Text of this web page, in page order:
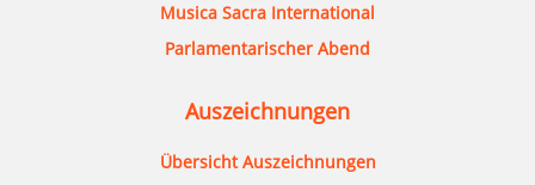
Musica Sacra International
Parlamentarischer Abend
Auszeichnungen
Übersicht Auszeichnungen